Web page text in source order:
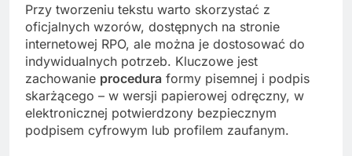
Przy tworzeniu tekstu warto skorzystać z
oficjalnych wzorów, dostępnych na stronie
internetowej RPO, ale można je dostosować do
indywidualnych potrzeb. Kluczowe jest
zachowanie procedura formy pisemnej i podpis
skarżącego – w wersji papierowej odręczny, w
elektronicznej potwierdzony bezpiecznym
podpisem cyfrowym lub profilem zaufanym.